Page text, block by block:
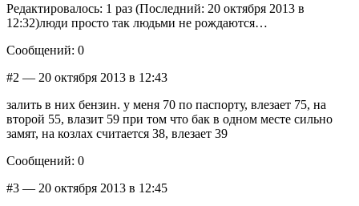
Редактировалось: 1 раз (Последний: 20 октября 2013 в
12:32)люди просто так людьми не рождаются…
Сообщений: 0
#2 — 20 октября 2013 в 12:43
залить в них бензин. у меня 70 по паспорту, влезает 75, на
второй 55, влазит 59 при том что бак в одном месте сильно
замят, на козлах считается 38, влезает 39
Сообщений: 0
#3 — 20 октября 2013 в 12:45